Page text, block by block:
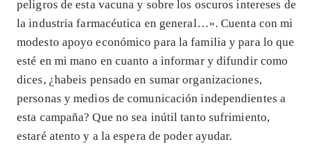
peligros de esta vacuna y sobre los oscuros intereses de
la industria farmacéutica en general…». Cuenta con mi
modesto apoyo económico para la familia y para lo que
esté en mi mano en cuanto a informar y difundir como
dices, ¿habeis pensado en sumar organizaciones,
personas y medios de comunicación independientes a
esta campaña? Que no sea inútil tanto sufrimiento,
estaré atento y a la espera de poder ayudar.